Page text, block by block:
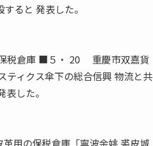
ると 発表した。
税倉庫 ■５・ 20 重慶市双嘉貨
ティクス傘下の総合信興 物流と共
した。
用の保税倉庫「寧波余姚 裘皮城